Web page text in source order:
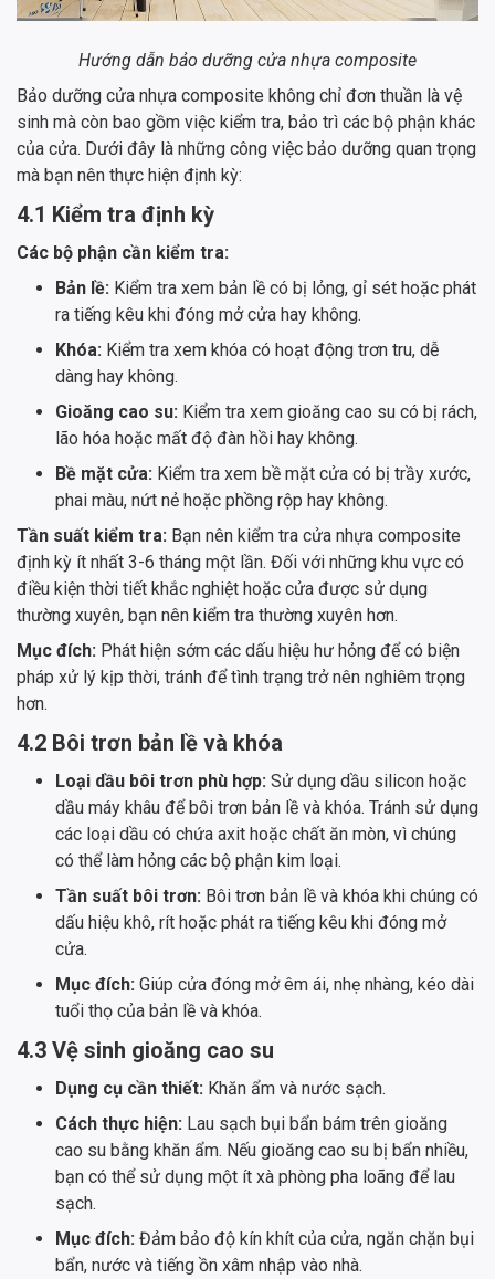
Hướng dẫn bảo dưỡng cửa nhựa composite
Bảo dưỡng cửa nhựa composite không chỉ đơn thuần là vệ
sinh mà còn bao gồm việc kiểm tra, bảo trì các bộ phận khác
của cửa. Dưới đây là những công việc bảo dưỡng quan trọng
mà bạn nên thực hiện định kỳ:
4.1 Kiểm tra định kỳ
Các bộ phận cần kiểm tra:
Bản lề: Kiểm tra xem bản lề có bị lỏng, gỉ sét hoặc phát
ra tiếng kêu khi đóng mở cửa hay không.
Khóa: Kiểm tra xem khóa có hoạt động trơn tru, dễ
dàng hay không.
Gioăng cao su: Kiểm tra xem gioăng cao su có bị rách,
lão hóa hoặc mất độ đàn hồi hay không.
Bề mặt cửa: Kiểm tra xem bề mặt cửa có bị trầy xước,
phai màu, nứt nẻ hoặc phồng rộp hay không.
Tần suất kiểm tra: Bạn nên kiểm tra cửa nhựa composite
định kỳ ít nhất 3-6 tháng một lần. Đối với những khu vực có
điều kiện thời tiết khắc nghiệt hoặc cửa được sử dụng
thường xuyên, bạn nên kiểm tra thường xuyên hơn.
Mục đích: Phát hiện sớm các dấu hiệu hư hỏng để có biện
pháp xử lý kịp thời, tránh để tình trạng trở nên nghiêm trọng
hơn.
4.2 Bôi trơn bản lề và khóa
Loại dầu bôi trơn phù hợp: Sử dụng dầu silicon hoặc
dầu máy khâu để bôi trơn bản lề và khóa. Tránh sử dụng
các loại dầu có chứa axit hoặc chất ăn mòn, vì chúng
có thể làm hỏng các bộ phận kim loại.
Tần suất bôi trơn: Bôi trơn bản lề và khóa khi chúng có
dấu hiệu khô, rít hoặc phát ra tiếng kêu khi đóng mở
cửa.
Mục đích: Giúp cửa đóng mở êm ái, nhẹ nhàng, kéo dài
tuổi thọ của bản lề và khóa.
4.3 Vệ sinh gioăng cao su
Dụng cụ cần thiết: Khăn ẩm và nước sạch.
Cách thực hiện: Lau sạch bụi bẩn bám trên gioăng
cao su bằng khăn ẩm. Nếu gioăng cao su bị bẩn nhiều,
bạn có thể sử dụng một ít xà phòng pha loãng để lau
sạch.
Mục đích: Đảm bảo độ kín khít của cửa, ngăn chặn bụi
bẩn, nước và tiếng ồn xâm nhập vào nhà.